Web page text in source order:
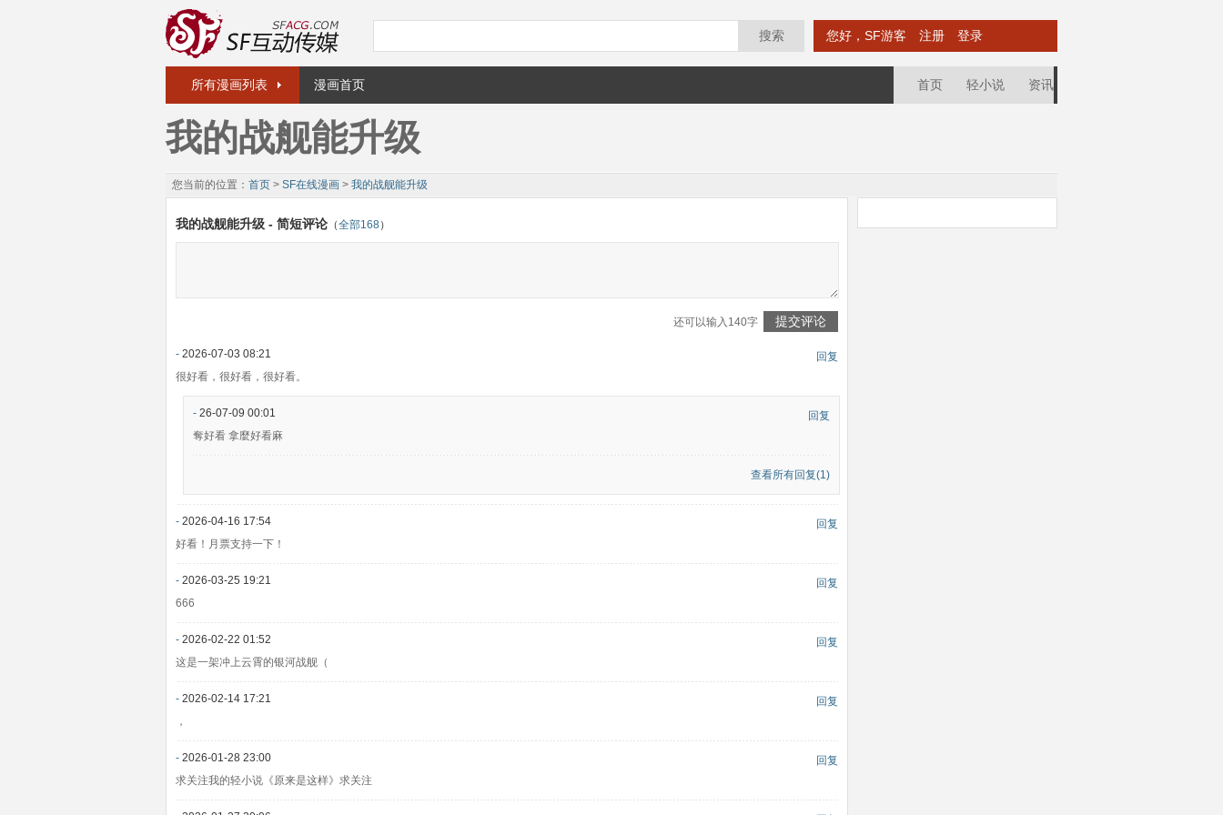
搜索 您好，SF游客 注册 登录
所有漫画列表 漫画首页 首页 轻小说 资讯
我的战舰能升级
您当前的位置： 首页 > SF在线漫画 > 我的战舰能升级
我的战舰能升级 - 简短评论 （全部168）
提交评论
还可以输入140字
- 2026-07-03 08:21
回复
很好看，很好看，很好看。
- 26-07-09 00:01
回复
奪好看 拿麼好看麻
查看所有回复(1)
- 2026-04-16 17:54
回复
好看！月票支持一下！
- 2026-03-25 19:21
回复
666
- 2026-02-22 01:52
回复
这是一架冲上云霄的银河战舰（
- 2026-02-14 17:21
回复
，
- 2026-01-28 23:00
回复
求关注我的轻小说《原来是这样》求关注